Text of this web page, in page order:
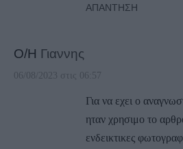
ΑΠΆΝΤΗΣΗ
Ο/Η Γιαννης
06/08/2023 στις 06:57
Για να εχει ο
ηταν χρησιμο το
ενδεικτικες